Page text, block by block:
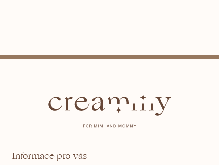
Informace pro vás